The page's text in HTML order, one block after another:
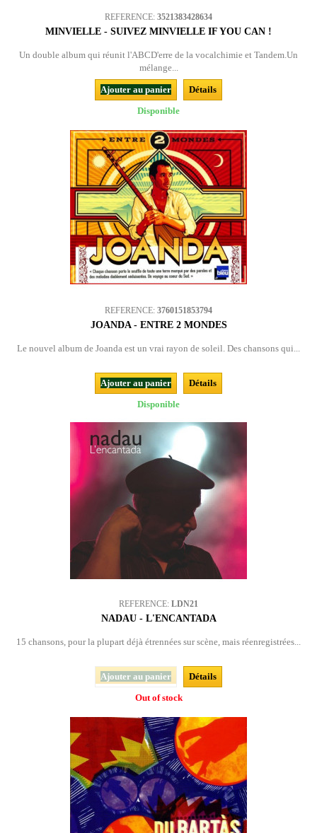
REFERENCE: 3521383428634
MINVIELLE - SUIVEZ MINVIELLE IF YOU CAN !
Un double album qui réunit l'ABCD'erre de la vocalchimie et Tandem.Un
mélange...
Ajouter au panier
Détails
Disponible
REFERENCE: 3760151853794
JOANDA - ENTRE 2 MONDES
Le nouvel album de Joanda est un vrai rayon de soleil. Des chansons qui...
Ajouter au panier
Détails
Disponible
REFERENCE: LDN21
NADAU - L'ENCANTADA
15 chansons, pour la plupart déjà étrennées sur scène, mais réenregistrées...
Ajouter au panier
Détails
Out of stock